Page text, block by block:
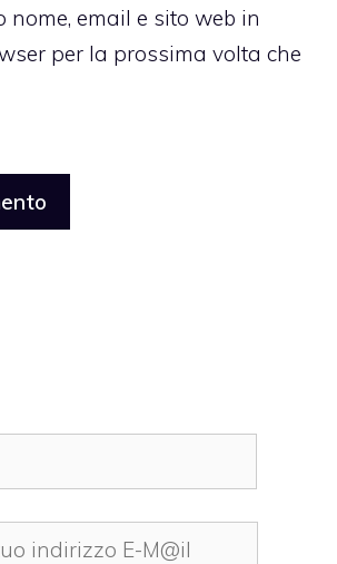
nome, email e sito web in
per la prossima volta che